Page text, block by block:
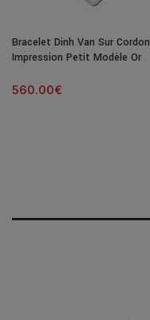
Bracelet Dinh Van Sur Cordon
Impression Petit Modèle Or
560.00€